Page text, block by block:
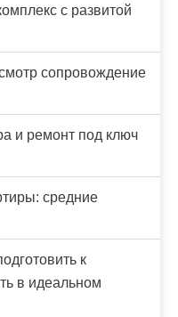
с развитой
сопровождение
и ремонт под ключ
средние
к
в идеальном